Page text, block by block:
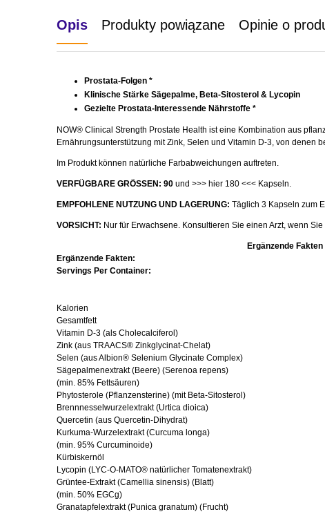
Opis Produkty powiązane Opinie o
Prostata-Folgen *
Klinische Stärke Sägepalme, Beta-Sitosterol & Lycopin
Gezielte Prostata-Interessende Nährstoffe *
NOW® Clinical Strength Prostate Health ist eine Kombination aus
Ernährungsunterstützung mit Zink, Selen und Vitamin D-3, von denen
Im Produkt können natürliche Farbabweichungen auftreten.
VERFÜGBARE GRÖSSEN: 90 und >>> hier 180 <<< Kapseln.
EMPFOHLENE NUTZUNG UND LAGERUNG: Täglich 3 Kapseln zum
VORSICHT: Nur für Erwachsene. Konsultieren Sie einen Arzt, wenn
Ergänzende Fakten
Ergänzende Fakten:
Servings Per Container:
Kalorien
Gesamtfett
Vitamin D-3 (als Cholecalciferol)
Zink (aus TRAACS® Zinkglycinat-Chelat)
Selen (aus Albion® Selenium Glycinate Complex)
Sägepalmenextrakt (Beere) (Serenoa repens)
(min. 85% Fettsäuren)
Phytosterole (Pflanzensterine) (mit Beta-Sitosterol)
Brennnesselwurzelextrakt (Urtica dioica)
Quercetin (aus Quercetin-Dihydrat)
Kurkuma-Wurzelextrakt (Curcuma longa)
(min. 95% Curcuminoide)
Kürbiskernöl
Lycopin (LYC-O-MATO® natürlicher Tomatenextrakt)
Grüntee-Extrakt (Camellia sinensis) (Blatt)
(min. 50% EGCg)
Granatapfelextrakt (Punica granatum) (Frucht)